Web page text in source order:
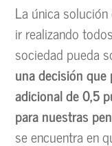
La única
ir realizando
sociedad pueda
una decisión
adicional de 0,5
para nuestras
se encuentra en